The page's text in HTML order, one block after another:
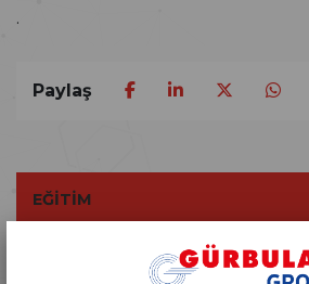
EĞİTİM
.
Paylaş